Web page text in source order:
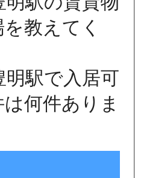
教えてく
明駅で入居可
何件ありま